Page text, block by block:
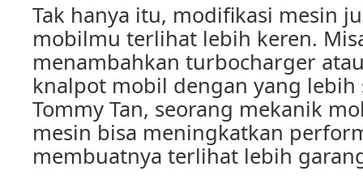
Tak hanya itu, modifikasi mesin
mobilmu terlihat lebih keren.
menambahkan turbocharger
knalpot mobil dengan yang
Tommy Tan, seorang mekanik
mesin bisa meningkatkan
membuatnya terlihat lebih